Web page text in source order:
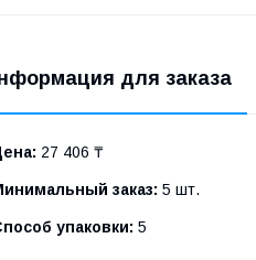
для заказа
27 406 ₸
заказ: 5 шт.
упаковки: 5